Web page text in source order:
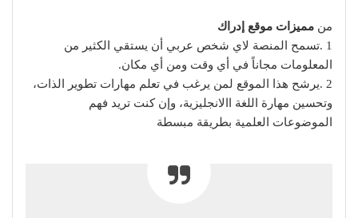
من مميزات موقع إدراك
1 .تسمح المنصة لاي شخص عربي أن يستقي الكثير من
المعلومات مجاناً في أي وقت ومن أي مكان.
2 .يرشح هذا الموقع لمن يرغب في تعلم مهارات تطوير الذات،
وتحسين مهارة اللغة االانجليزية، وإن كنت تريد فهم
الموضوعات العلمية بطريقة مبسطة